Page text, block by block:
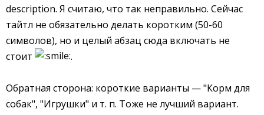
description. Я считаю, что так неправильно. Сейчас
тайтл не обязательно делать коротким (50-60
символов), но и целый абзац сюда включать не
стоит
.
Обратная сторона: короткие варианты — "Корм для
собак", "Игрушки" и т. п. Тоже не лучший вариант.